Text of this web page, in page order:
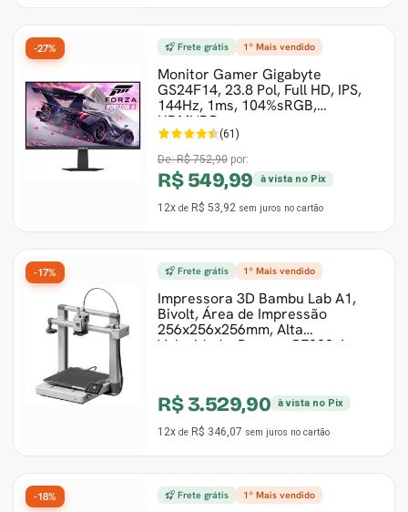
Frete grátis 1º Mais vendido
Monitor Gamer Gigabyte
GS24F14, 23.8 Pol, Full HD, IPS,
144Hz, 1ms, 104%sRGB,
HDMI/DP
(61)
De:R$ 752,90 por:
R$ 549,99 à vista no Pix
12x de R$ 53,92 sem juros no cartão
-27%
Frete grátis 1º Mais vendido
Impressora 3D Bambu Lab A1,
Bivolt, Área de Impressão
256x256x256mm, Alta
Velocidade, Branco, PF002-A-
R$ 3.529,90 à vista no Pix
12x de R$ 346,07 sem juros no cartão
-17%
Frete grátis 1º Mais vendido
-18%